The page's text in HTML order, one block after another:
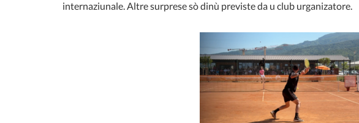
internaziunale. Altre surprese sò dinù previste da u club urganizatore.